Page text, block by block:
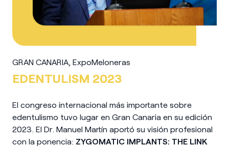
GRAN CANARIA, ExpoMeloneras
EDENTULISM 2023
El congreso internacional más importante sobre
edentulismo tuvo lugar en Gran Canaria en su edición
2023. El Dr. Manuel Martín aportó su visión profesional
con la ponencia: ZYGOMATIC IMPLANTS: THE LINK